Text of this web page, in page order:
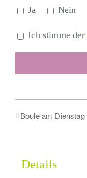
Ja Nein
Ich stimme der
Boule am Dienstag
Details